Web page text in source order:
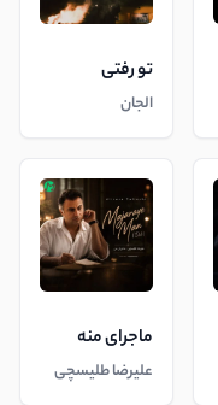
تو رفتی
الجان
ماجرای منه
علیرضا طلیسچی